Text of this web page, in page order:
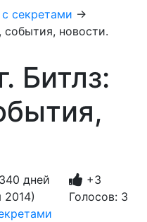
секретами →
события, новости.
Битлз:
дней
2014)
+3
Голосов: 3